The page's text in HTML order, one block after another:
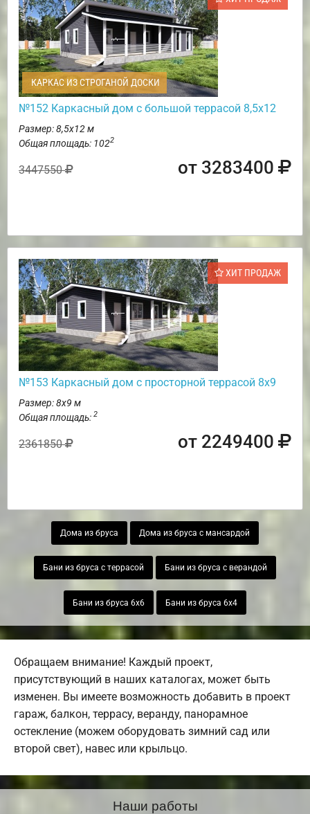
КАРКАС ИЗ СТРОГАНОЙ ДОСКИ
№152 Каркасный дом с большой террасой 8,5х12
Размер: 8,5х12 м
Общая площадь: 1022
3447550 от 3283400
ХИТ ПРОДАЖ
№153 Каркасный дом с просторной террасой 8х9
Размер: 8х9 м
Общая площадь: 2
2361850 от 2249400
Дома из бруса Дома из бруса с мансардой
Бани из бруса с террасой Бани из бруса с верандой
Бани из бруса 6х6 Бани из бруса 6х4
Обращаем внимание! Каждый проект,
присутствующий в наших каталогах, может быть
изменен. Вы имеете возможность добавить в проект
гараж, балкон, террасу, веранду, панорамное
остекление (можем оборудовать зимний сад или
второй свет), навес или крыльцо.
Наши работы